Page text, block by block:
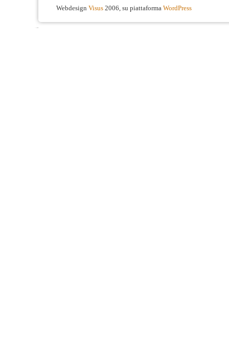
Webdesign Visus 2006, su piattaforma WordPress